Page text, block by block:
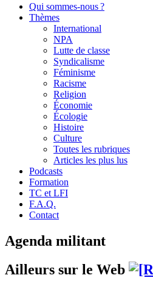
Qui sommes-nous ?
Thèmes
International
NPA
Lutte de classe
Syndicalisme
Féminisme
Racisme
Religion
Économie
Écologie
Histoire
Culture
Toutes les rubriques
Articles les plus lus
Podcasts
Formation
TC et LFI
F.A.Q.
Contact
Agenda militant
Ailleurs sur le Web